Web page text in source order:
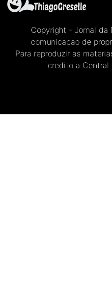
Copyright - Jornal
comunicacao de
Para reproduzir as
credito a Central